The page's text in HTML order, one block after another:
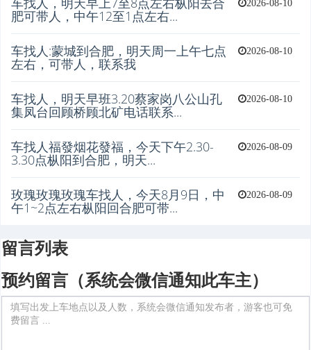
2026-08-10
肥可带人，中午12至1点左右...
2026-08-10
车找人:蒙城到合肥，明天周一上午七点
左右，可带人，联系我
2026-08-10
车找人，明天早班3.20蔡家岗八公山孔
集凤台回顾桥顾北矿电话联系...
2026-08-09
车找人福發烟花發福，今天下午2.30-
3.30点枞阳到合肥，明天...
2026-08-09
玫瑰玫瑰玫瑰车找人，今天8月9日，中
午1~2点左右枞阳回合肥可带...
留言列表
预约留言（系统会微信通知此车主）